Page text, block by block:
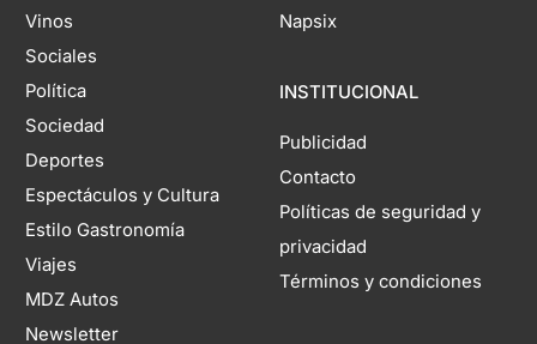
Vinos
Sociales
Política
Sociedad
Deportes
Espectáculos y Cultura
Estilo Gastronomía
Viajes
MDZ Autos
Newsletter
Napsix
INSTITUCIONAL
Publicidad
Contacto
Políticas de seguridad y
privacidad
Términos y condiciones